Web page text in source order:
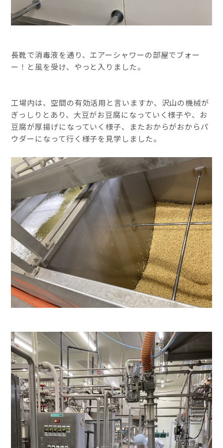
長靴で消毒液を通り、エアーシャワーの部屋でブォー
ー！と風を受け、やっと入りました。
工場内は、空間の有効活用と言いますか、沢山の機械が
ぎっしりとあり、大豆がお豆腐になっていく様子や、お
豆腐が厚揚げになっていく様子、またおからがおからパ
ウダーになって行く様子を見学しました。